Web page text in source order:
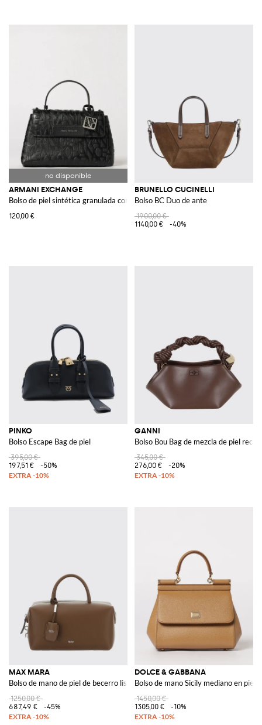
ARMANI EXCHANGE
Bolso de piel sintética granulada con logo grabado
120,00 €
BRUNELLO CUCINELLI
Bolso BC Duo de ante
1900,00 €
1140,00 €
-40%
PINKO
Bolso Escape Bag de piel
395,00 €
197,51 €
-50%
GANNI
Bolso Bou Bag de mezcla de piel
345,00 €
276,00 €
-20%
MAX MARA
Bolso de mano de piel de becerro lisa
1250,00 €
687,49 €
-45%
DOLCE & GABBANA
Bolso de mano Sicily mediano en piel
1450,00 €
1305,00 €
-10%